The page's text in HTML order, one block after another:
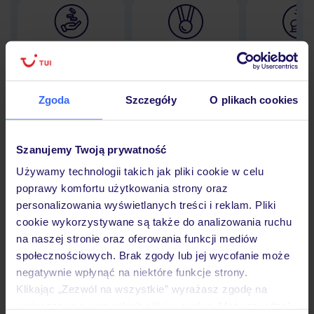
Zgoda Szczegóły O plikach cookies
Szanujemy Twoją prywatność
Używamy technologii takich jak pliki cookie w celu
poprawy komfortu użytkowania strony oraz
personalizowania wyświetlanych treści i reklam. Pliki
cookie wykorzystywane są także do analizowania ruchu
na naszej stronie oraz oferowania funkcji mediów
społecznościowych. Brak zgody lub jej wycofanie może
negatywnie wpłynąć na niektóre funkcje strony.
Klikając „Zezwól na wszystkie” wyrażasz zgodę na
Lider niskich cen
Największe biuro
30 lat w
Hotel
Opinie
Pokoje